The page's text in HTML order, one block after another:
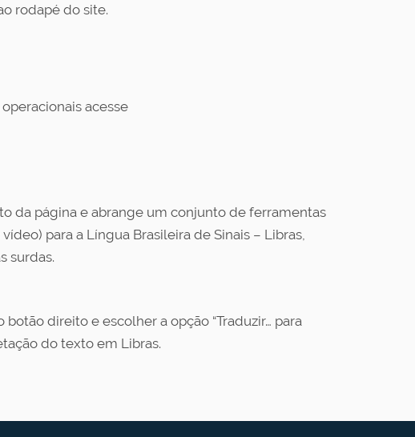
rodapé do site.
acesse
da página e abrange um conjunto de ferramentas
para a Língua Brasileira de Sinais – Libras,
surdas.
direito e escolher a opção “Traduzir… para
do texto em Libras.